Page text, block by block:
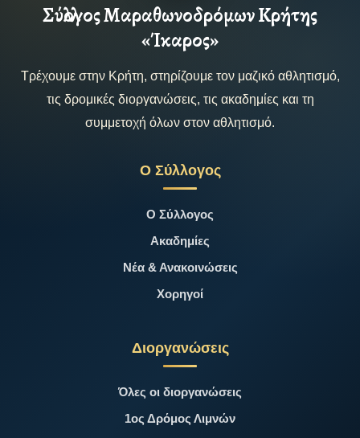
Σύλλογος Μαραθωνοδρόμων Κρήτης
«Ίκαρος»
Τρέχουμε στην Κρήτη, στηρίζουμε τον μαζικό αθλητισμό,
τις δρομικές διοργανώσεις, τις ακαδημίες και τη
συμμετοχή όλων στον αθλητισμό.
Ο Σύλλογος
Ο Σύλλογος
Ακαδημίες
Νέα & Ανακοινώσεις
Χορηγοί
Διοργανώσεις
Όλες οι διοργανώσεις
1ος Δρόμος Λιμνών